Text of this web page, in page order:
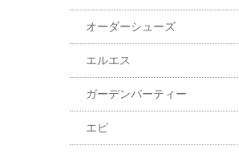
オーダーシューズ
エルエス
ガーデンパーティー
エピ